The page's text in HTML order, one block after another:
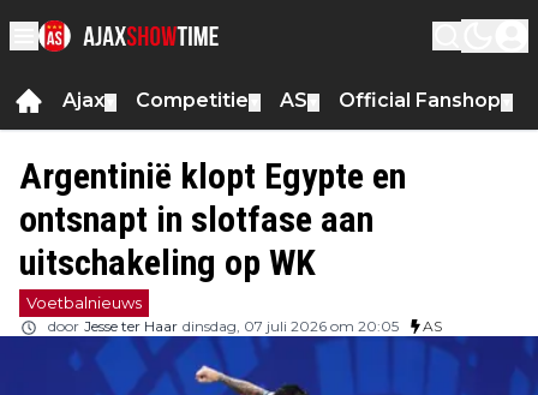
Ajax Competitie AS Official Fanshop
Argentinië klopt Egypte en
ontsnapt in slotfase aan
uitschakeling op WK
Voetbalnieuws
door Jesse ter Haar dinsdag, 07 juli 2026 om 20:05 AS